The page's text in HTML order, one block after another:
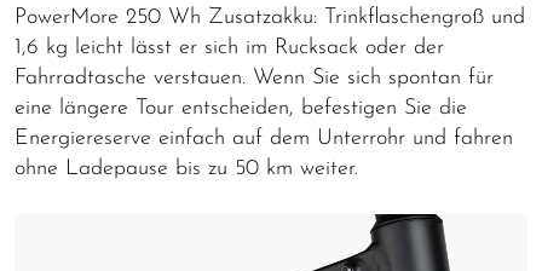
PowerMore 250 Wh Zusatzakku: Trinkflaschengroß und
1,6 kg leicht lässt er sich im Rucksack oder der
Fahrradtasche verstauen. Wenn Sie sich spontan für
eine längere Tour entscheiden, befestigen Sie die
Energiereserve einfach auf dem Unterrohr und fahren
ohne Ladepause bis zu 50 km weiter.